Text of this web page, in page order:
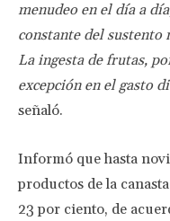
menudeo en el día a
constante del
La ingesta de frutas,
excepción en el gasto
señaló.
Informó que hasta
productos de la
23 por ciento, de